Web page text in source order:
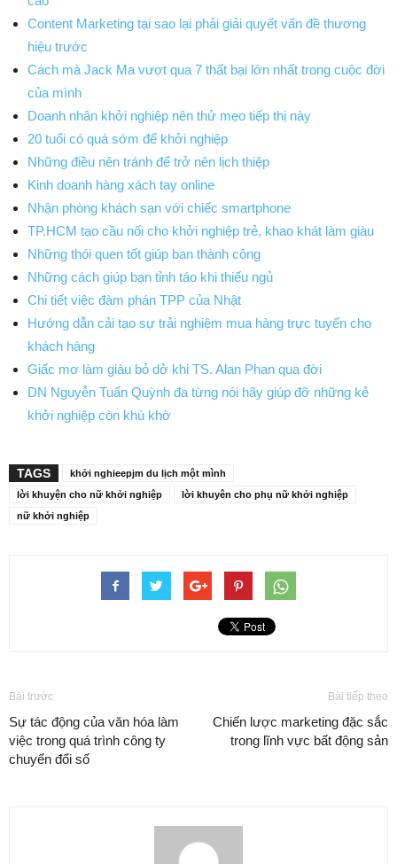
Content Marketing tại sao lại phải giải quyết vấn đề thương
hiệu trước
Cách mà Jack Ma vượt qua 7 thất bại lớn nhất trong cuộc đời
của mình
Doanh nhân khởi nghiệp nên thử mẹo tiếp thị này
20 tuổi có quá sớm để khởi nghiệp
Những điều nên tránh để trở nên lịch thiệp
Kinh doanh hàng xách tay online
Nhận phòng khách sạn với chiếc smartphone
TP.HCM tạo cầu nối cho khởi nghiệp trẻ, khao khát làm giàu
Những thói quen tốt giúp bạn thành công
Những cách giúp bạn tỉnh táo khi thiếu ngủ
Chi tiết việc đàm phán TPP của Nhật
Hướng dẫn cải tạo sự trải nghiệm mua hàng trực tuyến cho
khách hàng
Giấc mơ làm giàu bỏ dở khi TS. Alan Phan qua đời
DN Nguyễn Tuấn Quỳnh đa từng nói hãy giúp đỡ những kẻ
khởi nghiệp còn khù khờ
TAGS
khởi nghieepjm du lịch một mình
lời khuyện cho nữ khởi nghiệp
lời khuyên cho phụ nữ khởi nghiệp
nữ khởi nghiệp
Bài trước
Sự tác động của văn hóa làm
việc trong quá trình công ty
chuyển đổi số
Bài tiếp theo
Chiến lược marketing đặc sắc
trong lĩnh vực bất động sản